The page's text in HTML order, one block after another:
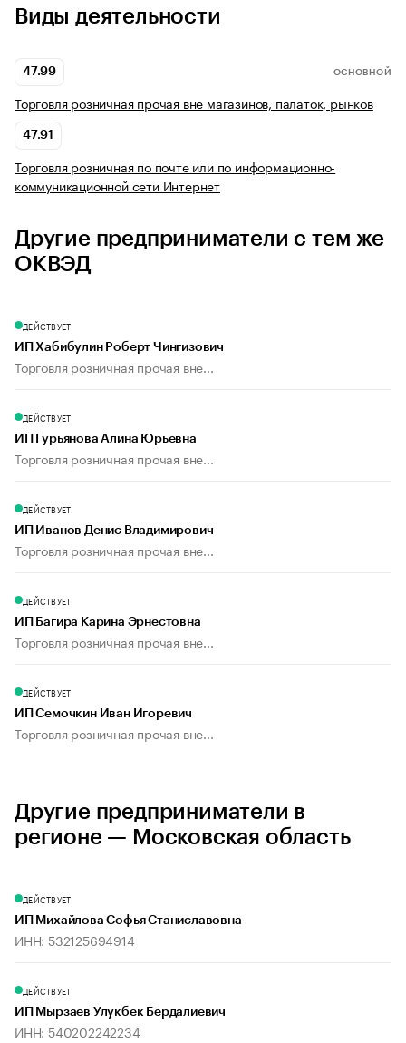
Виды деятельности
47.99 ОСНОВНОЙ
Торговля розничная прочая вне магазинов, палаток, рынков
47.91
Торговля розничная по почте или по информационно-
коммуникационной сети Интернет
Другие предприниматели с тем же
ОКВЭД
ДЕЙСТВУЕТ
ИП Хабибулин Роберт Чингизович
Торговля розничная прочая вне...
ДЕЙСТВУЕТ
ИП Гурьянова Алина Юрьевна
Торговля розничная прочая вне...
ДЕЙСТВУЕТ
ИП Иванов Денис Владимирович
Торговля розничная прочая вне...
ДЕЙСТВУЕТ
ИП Багира Карина Эрнестовна
Торговля розничная прочая вне...
ДЕЙСТВУЕТ
ИП Семочкин Иван Игоревич
Торговля розничная прочая вне...
Другие предприниматели в
регионе — Московская область
ДЕЙСТВУЕТ
ИП Михайлова Софья Станиславовна
ИНН: 532125694914
ДЕЙСТВУЕТ
ИП Мырзаев Улукбек Бердалиевич
ИНН: 540202242234